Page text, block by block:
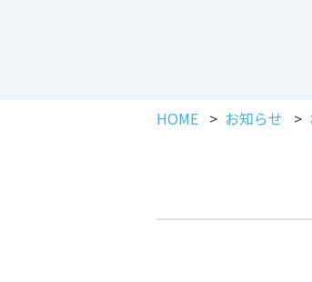
HOME > お知らせ >